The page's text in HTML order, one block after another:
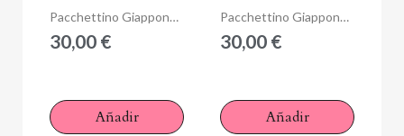
Anteprima Pacchettino Giapponese, 7 Tessuti 33 x 35 cm, Blu Grigio
30,00 €
Añadir
Anteprima Pacchettino Giapponese, 7 Tessuti 33 x 35 cm, Giallo Marrone
30,00 €
Añadir